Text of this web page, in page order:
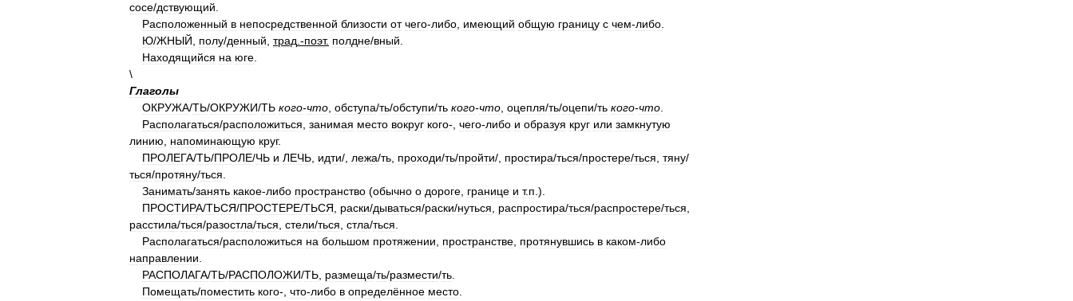
сосе/дствующий
Расположенный в непосредственной близости от чего-либо имеющий общую границу с чем-либо
Ю/ЖНЫЙ полу/денный трад .-поэт. полдне/вный
Находящийся на юге
\
Глаголы
ОКРУЖА/ТЬ/ОКРУЖИ/ТЬ кого-что обступа/ть/обступи/ть кого-что оцепля/ть/оцепи/ть кого-что
Располагаться/расположиться занимая место вокруг кого-, чего-либо и образуя круг или замкнутую
линию
напоминающую круг.
ПРОЛЕГА/ТЬ/ПРОЛЕ/ЧЬ и ЛЕЧЬ идти/ лежа/ть проходи/ть/пройти/ простира/ться/простере/ться тяну/
ться/протяну/ться
Занимать/занять какое-либо пространство (обычно о дороге границе и т.п .).
ПРОСТИРА/ТЬСЯ/ПРОСТЕРЕ/ТЬСЯ раски/дываться/раски/нуться распростира/ться/распростере/ться
расстила/ться/разостла/ться стели/ться стла/ться
Располагаться/расположиться на большом протяжении пространстве протянувшись в каком-либо
направлении
РАСПОЛАГА/ТЬ/РАСПОЛОЖИ/ТЬ размеща/ть/размести/ть
Помещать/поместить кого-, что-либо в определённое место